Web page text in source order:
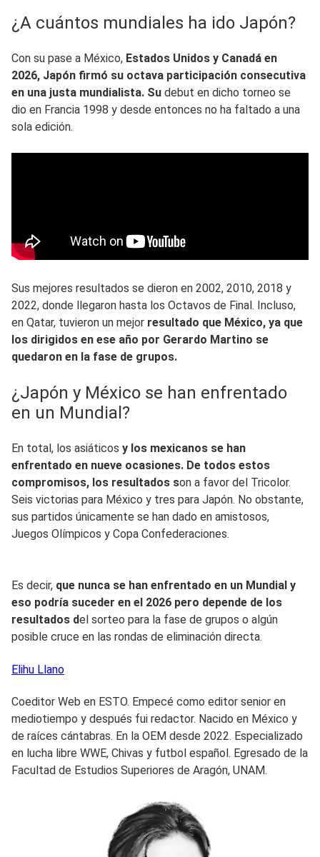
¿A cuántos mundiales ha ido Japón?
Con su pase a México, Estados Unidos y Canadá en
2026, Japón firmó su octava participación consecutiva
en una justa mundialista. Su debut en dicho torneo se
dio en Francia 1998 y desde entonces no ha faltado a una
sola edición.
Sus mejores resultados se dieron en 2002, 2010, 2018 y
2022, donde llegaron hasta los Octavos de Final. Incluso,
en Qatar, tuvieron un mejor resultado que México, ya que
los dirigidos en ese año por Gerardo Martino se
quedaron en la fase de grupos.
¿Japón y México se han enfrentado
en un Mundial?
En total, los asiáticos y los mexicanos se han
enfrentado en nueve ocasiones. De todos estos
compromisos, los resultados son a favor del Tricolor.
Seis victorias para México y tres para Japón. No obstante,
sus partidos únicamente se han dado en amistosos,
Juegos Olímpicos y Copa Confederaciones.
Es decir, que nunca se han enfrentado en un Mundial y
eso podría suceder en el 2026 pero depende de los
resultados del sorteo para la fase de grupos o algún
posible cruce en las rondas de eliminación directa.
Elihu Llano
Coeditor Web en ESTO. Empecé como editor senior en
mediotiempo y después fui redactor. Nacido en México y
de raíces cántabras. En la OEM desde 2022. Especializado
en lucha libre WWE, Chivas y futbol español. Egresado de la
Facultad de Estudios Superiores de Aragón, UNAM.